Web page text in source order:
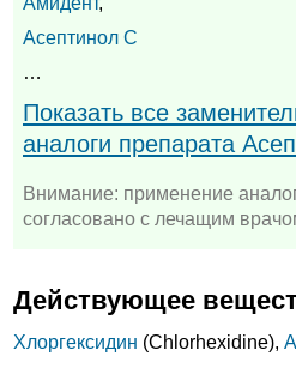
Асептинол С
…
Показать все
аналоги препарата
Внимание: применение
согласовано с лечащим
Действующее
Хлоргексидин (Chlorhexidine),